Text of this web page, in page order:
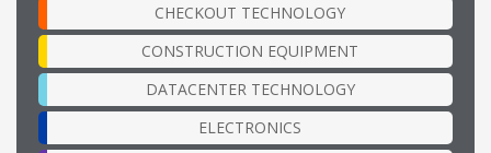
CHECKOUT TECHNOLOGY
CONSTRUCTION EQUIPMENT
DATACENTER TECHNOLOGY
ELECTRONICS